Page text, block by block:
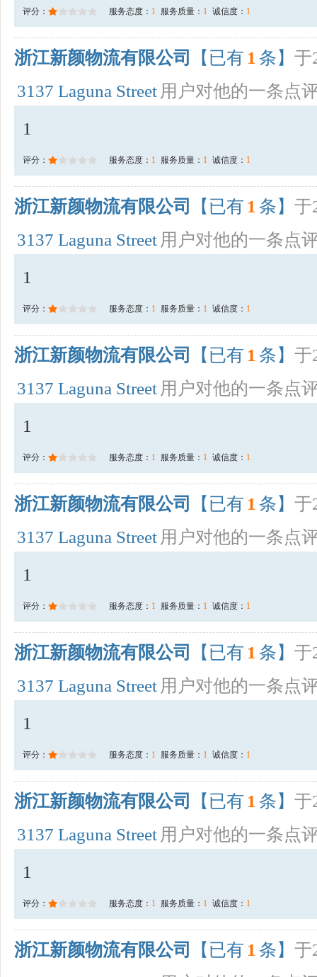
评分： 服务态度： 1 服务质量： 1 诚信度： 1
浙江新颜物流有限公司 【已有 1 条】 于
3137 Laguna Street 用户对他的一条点
1
评分： 服务态度： 1 服务质量： 1 诚信度： 1
浙江新颜物流有限公司 【已有 1 条】 于
3137 Laguna Street 用户对他的一条点
1
评分： 服务态度： 1 服务质量： 1 诚信度： 1
浙江新颜物流有限公司 【已有 1 条】 于
3137 Laguna Street 用户对他的一条点
1
评分： 服务态度： 1 服务质量： 1 诚信度： 1
浙江新颜物流有限公司 【已有 1 条】 于
3137 Laguna Street 用户对他的一条点
1
评分： 服务态度： 1 服务质量： 1 诚信度： 1
浙江新颜物流有限公司 【已有 1 条】 于
3137 Laguna Street 用户对他的一条点
1
评分： 服务态度： 1 服务质量： 1 诚信度： 1
浙江新颜物流有限公司 【已有 1 条】 于
3137 Laguna Street 用户对他的一条点
1
评分： 服务态度： 1 服务质量： 1 诚信度： 1
浙江新颜物流有限公司 【已有 1 条】 于